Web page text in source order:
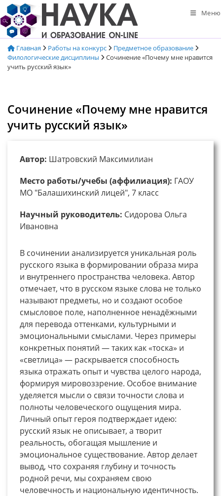
Перейти
к
содержимому
Меню
Главная Работы на конкурс
Предметное образование
Филологические дисциплины
Сочинение «Почему мне нравится
учить русский язык»
Сочинение «Почему мне нравится
учить русский язык»
Автор: Шатровский Максимилиан
Место работы/учебы (аффилиация): ГАОУ
МО "Балашихинский лицей", 7 класс
Научный руководитель: Сидорова Ольга
Ивановна
В сочинении анализируется уникальная роль
русского языка в формировании образа мира
и внутреннего пространства человека. Автор
отмечает, что в русском языке слова не только
называют предметы, но и создают особое
смысловое поле, наполненное ненадёжными
для перевода оттенками, культурными и
эмоциональными смыслами. Через примеры
конкретных понятий — таких как «тоска» и
«светлица» — раскрывается способность
языка отражать опыт и чувства целого народа,
формируя мировоззрение. Особое внимание
уделяется мысли о связи точности слова и
полноты человеческого ощущения мира.
Личный опыт героя подтверждает идею:
русский язык не описывает, а творит
реальность, обогащая мышление и
эмоциональное существование. Автор делает
вывод, что сохраняя глубину и точность
родной речи, мы сохраняем свою
человечность и национальную идентичность.